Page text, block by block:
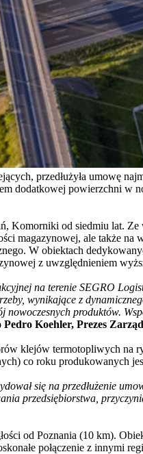
przedłużyła umowę
dodatkowej powierzchni w
Komorniki od siedmiu lat.
magazynowej, ale także
W obiektach
z uwzględnieniem
na terenie SEGRO
wynikające z
produktów.
Pedro Koehler, Prezes
klejów termotopliwych
co roku produkowanych
się na przedłużenie
przedsiębiorstwa,
od Poznania (10 km).
połączenie z innymi